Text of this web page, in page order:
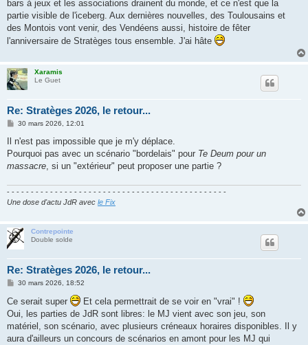
bars à jeux et les associations drainent du monde, et ce n'est que la
partie visible de l'iceberg. Aux dernières nouvelles, des Toulousains et
des Montois vont venir, des Vendéens aussi, histoire de fêter
l'anniversaire de Stratèges tous ensemble. J'ai hâte
Xaramis
Le Guet
Re: Stratèges 2026, le retour...
M
s
a
g
30 mars 2026, 12:01
Il n'est pas impossible que je m'y déplace.
Pourquoi pas avec un scénario "bordelais" pour Te Deum pour un
massacre, si un "extérieur" peut proposer une partie ?
- - - - - - - - - - - - - - - - - - - - - - - - - - - - - - - - - - - - - - - - - - - - - -
Une dose d'actu JdR avec le Fix
Contrepointe
Double solde
Re: Stratèges 2026, le retour...
M
s
s
a
g
e
30 mars 2026, 18:52
Ce serait super
Et cela permettrait de se voir en "vrai" !
Oui, les parties de JdR sont libres: le MJ vient avec son jeu, son
matériel, son scénario, avec plusieurs créneaux horaires disponibles. Il y
aura d'ailleurs un concours de scénarios en amont pour les MJ qui